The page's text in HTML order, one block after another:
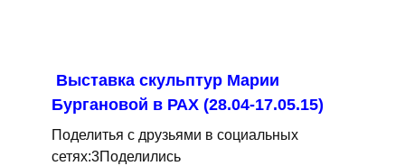
Выставка скульптур Марии
Бургановой в РАХ (28.04-17.05.15)
Поделитья с друзьями в социальных
сетях:3Поделились